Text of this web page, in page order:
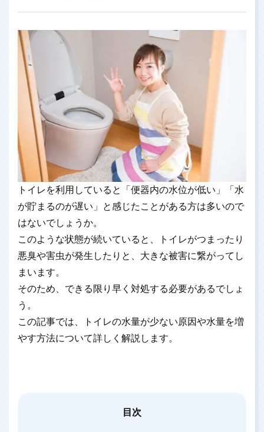
トイレを利用していると「便器内の水位が低い」「水
が貯まるのが遅い」と感じたことがある方は多いので
はないでしょうか。
このような状態が続いていると、トイレがつまったり
悪臭や害虫が発生したりと、大きな被害に繋がってし
まいます。
そのため、できる限り早く対処する必要があるでしょ
う。
この記事では、トイレの水量が少ない原因や水量を増
やす方法について詳しく解説します。
目次